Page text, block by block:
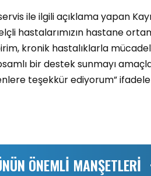
ile ilgili açıklama yapan
hastalarımızın hastane
kronik hastalıklarla
bir destek sunmayı
teşekkür ediyorum”
ÖNEMLİ MANŞETLERİ